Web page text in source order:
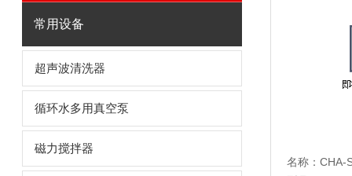
常用设备
超声波清洗器
循环水多用真空泵
磁力搅拌器
名称：CHA-